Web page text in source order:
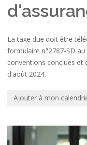
La taxe due doit être
formulaire n°2787-SD
conventions conclues et
d'août 2024.
Ajouter à mon